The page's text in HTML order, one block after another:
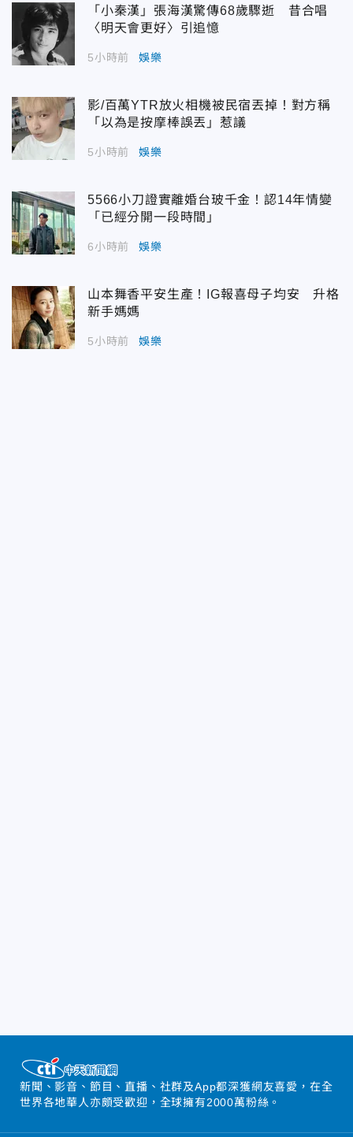
「小秦漢」張海漢驚傳68歲驟逝 昔合唱
〈明天會更好〉引追憶
5小時前 娛樂
影/百萬YTR放火相機被民宿丟掉！對方稱
「以為是按摩棒誤丟」惹議
5小時前 娛樂
5566小刀證實離婚台玻千金！認14年情變
「已經分開一段時間」
6小時前 娛樂
山本舞香平安生產！IG報喜母子均安 升格
新手媽媽
5小時前 娛樂
新聞、影音、節目、直播、社群及App都深獲網友喜愛，在全
世界各地華人亦頗受歡迎，全球擁有2000萬粉絲。